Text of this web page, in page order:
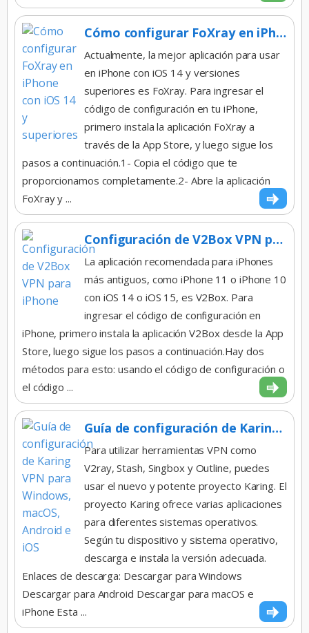
Cómo configurar FoXray en iPhone con iOS 14 y superiores
Actualmente, la mejor aplicación para usar
en iPhone con iOS 14 y versiones
superiores es FoXray. Para ingresar el
código de configuración en tu iPhone,
primero instala la aplicación FoXray a
través de la App Store, y luego sigue los
pasos a continuación.1- Copia el código que te
proporcionamos completamente.2- Abre la aplicación
FoXray y ...
Configuración de V2Box VPN para iPhone
La aplicación recomendada para iPhones
más antiguos, como iPhone 11 o iPhone 10
con iOS 14 o iOS 15, es V2Box. Para
ingresar el código de configuración en
iPhone, primero instala la aplicación V2Box desde la App
Store, luego sigue los pasos a continuación.Hay dos
métodos para esto: usando el código de configuración o
el código ...
Guía de configuración de Karing VPN para Windows, macOS, Android e iOS
Para utilizar herramientas VPN como
V2ray, Stash, Singbox y Outline, puedes
usar el nuevo y potente proyecto Karing. El
proyecto Karing ofrece varias aplicaciones
para diferentes sistemas operativos.
Según tu dispositivo y sistema operativo,
descarga e instala la versión adecuada.
Enlaces de descarga: Descargar para Windows
Descargar para Android Descargar para macOS e
iPhone Esta ...